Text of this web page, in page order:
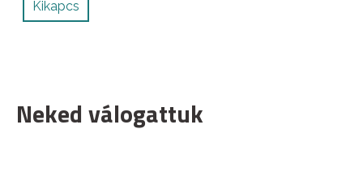
Kikapcs
Neked válogattuk